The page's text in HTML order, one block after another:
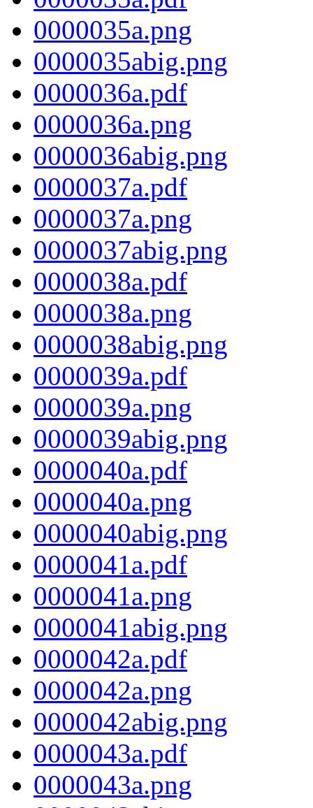
0000035a.png
0000035abig.png
0000036a.pdf
0000036a.png
0000036abig.png
0000037a.pdf
0000037a.png
0000037abig.png
0000038a.pdf
0000038a.png
0000038abig.png
0000039a.pdf
0000039a.png
0000039abig.png
0000040a.pdf
0000040a.png
0000040abig.png
0000041a.pdf
0000041a.png
0000041abig.png
0000042a.pdf
0000042a.png
0000042abig.png
0000043a.pdf
0000043a.png